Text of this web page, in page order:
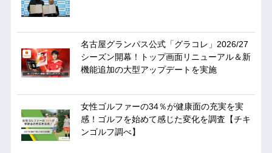
名古屋グランパス公式「グラコレ」2026/27
シーズン開幕！トップ画面リニューアル＆新
機能追加の大型アップデートを実施
女性ゴルファーの34％が健康面の充実を実
感！ゴルフを始めて感じた変化を調査【チキ
ンゴルフ調べ】